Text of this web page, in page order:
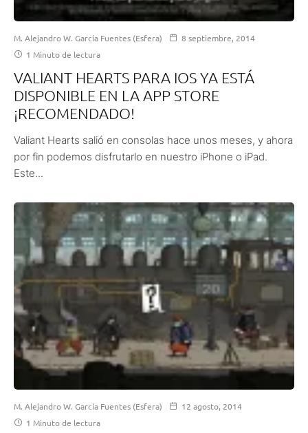
M. Alejandro W. García Fuentes (Esfera)
8 septiembre, 2014
1 Minuto de lectura
VALIANT HEARTS PARA IOS YA ESTÁ
DISPONIBLE EN LA APP STORE
¡RECOMENDADO!
Valiant Hearts salió en consolas hace unos meses, y ahora
por fin podemos disfrutarlo en nuestro iPhone o iPad.
Este...
M. Alejandro W. García Fuentes (Esfera)
12 agosto, 2014
1 Minuto de lectura